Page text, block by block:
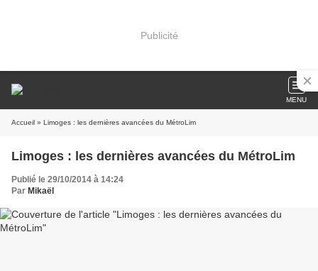
Publicité
MENU
Accueil » Limoges : les dernières avancées du MétroLim
Limoges : les dernières avancées du MétroLim
Publié le 29/10/2014 à 14:24
Par Mikaël